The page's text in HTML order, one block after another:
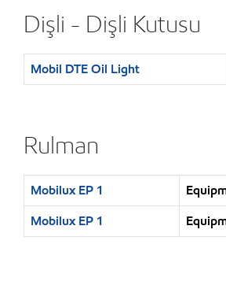
Dişli - Dişli Kutusu
Mobil DTE Oil Light
Rulman
Mobilux EP 1
Mobilux EP 1